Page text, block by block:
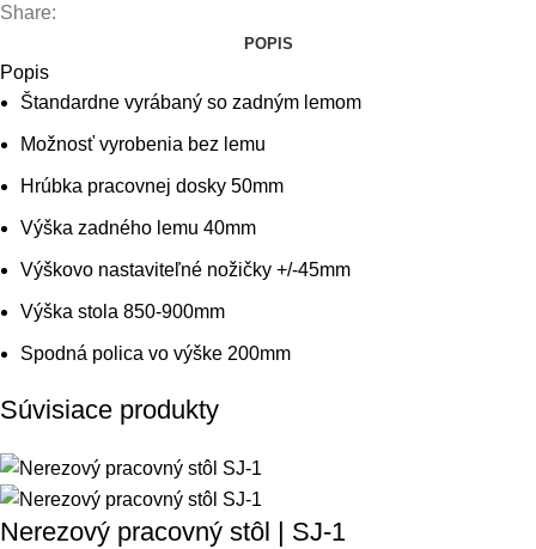
Share:
POPIS
Popis
Štandardne vyrábaný so zadným lemom
Možnosť vyrobenia bez lemu
Hrúbka pracovnej dosky 50mm
Výška zadného lemu 40mm
Výškovo nastaviteľné nožičky +/-45mm
Výška stola 850-900mm
Spodná polica vo výške 200mm
Súvisiace produkty
Nerezový pracovný stôl | SJ-1